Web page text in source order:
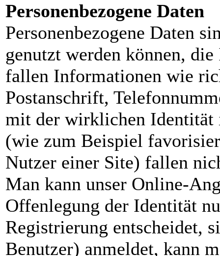
Personenbezogene Daten
Personenbezogene Daten
genutzt werden können,
fallen Informationen wie
Postanschrift,
mit der wirklichen Identität
(wie zum Beispiel
Nutzer einer Site) fallen
Man kann unser Online-
Offenlegung der Identität
Registrierung entscheidet,
Benutzer) anmeldet, kann